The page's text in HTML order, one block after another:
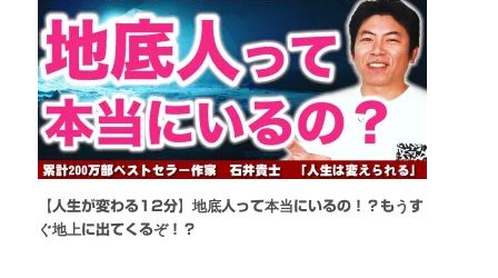
【人生が変わる12分】地底人って本当にいるの！？もうす
ぐ地上に出てくるぞ！？